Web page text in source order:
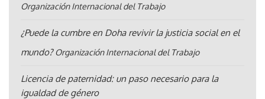
Organización Internacional del Trabajo
¿Puede la cumbre en Doha revivir la justicia social en el
mundo? Organización Internacional del Trabajo
Licencia de paternidad: un paso necesario para la
igualdad de género